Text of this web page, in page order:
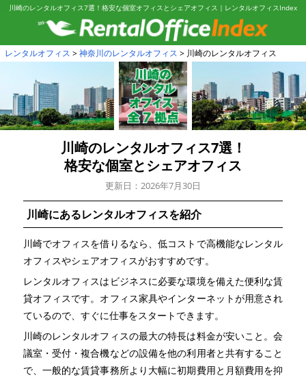
川崎のレンタルオフィス7選！格安な個室オフィスとシェアオフィス｜レンタルオフィスIndex
レンタルオフィス 神奈川のレンタルオフィス 川崎のレンタルオフィス
川崎のレンタルオフィス7選！
格安な個室とシェアオフィス
更新日：2026年7月30日
川崎にあるレンタルオフィスを紹介
川崎でオフィスを借りるなら、低コストで高機能なレンタル
オフィスやシェアオフィスがおすすめです。
レンタルオフィスはビジネスに必要な環境を備えた便利な賃
貸オフィスです。オフィス家具やインターネットが用意され
ているので、すぐに仕事をスタートできます。
川崎のレンタルオフィスの最大の特長は料金が安いこと。会
議室・受付・複合機などの設備を他の利用者と共有すること
で、一般的な賃貸事務所より大幅に初期費用と月額費用を抑